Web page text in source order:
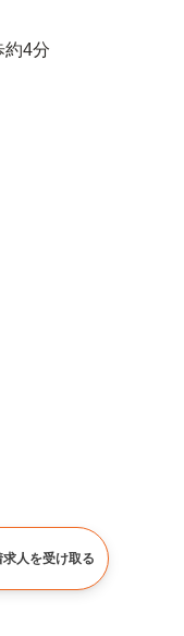
約4分
求人を受け取る